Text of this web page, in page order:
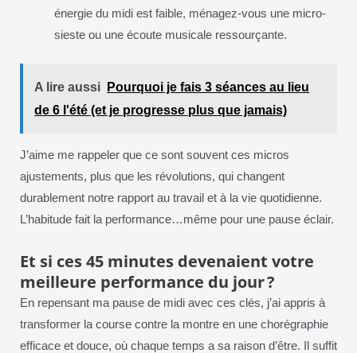
énergie du midi est faible, ménagez-vous une micro-
sieste ou une écoute musicale ressourçante.
A lire aussi
Pourquoi je fais 3 séances au lieu
de 6 l'été (et je progresse plus que jamais)
J’aime me rappeler que ce sont souvent ces micros
ajustements, plus que les révolutions, qui changent
durablement notre rapport au travail et à la vie quotidienne.
L’habitude fait la performance…même pour une pause éclair.
Et si ces 45 minutes devenaient votre
meilleure performance du jour ?
En repensant ma pause de midi avec ces clés, j’ai appris à
transformer la course contre la montre en une chorégraphie
efficace et douce, où chaque temps a sa raison d’être. Il suffit